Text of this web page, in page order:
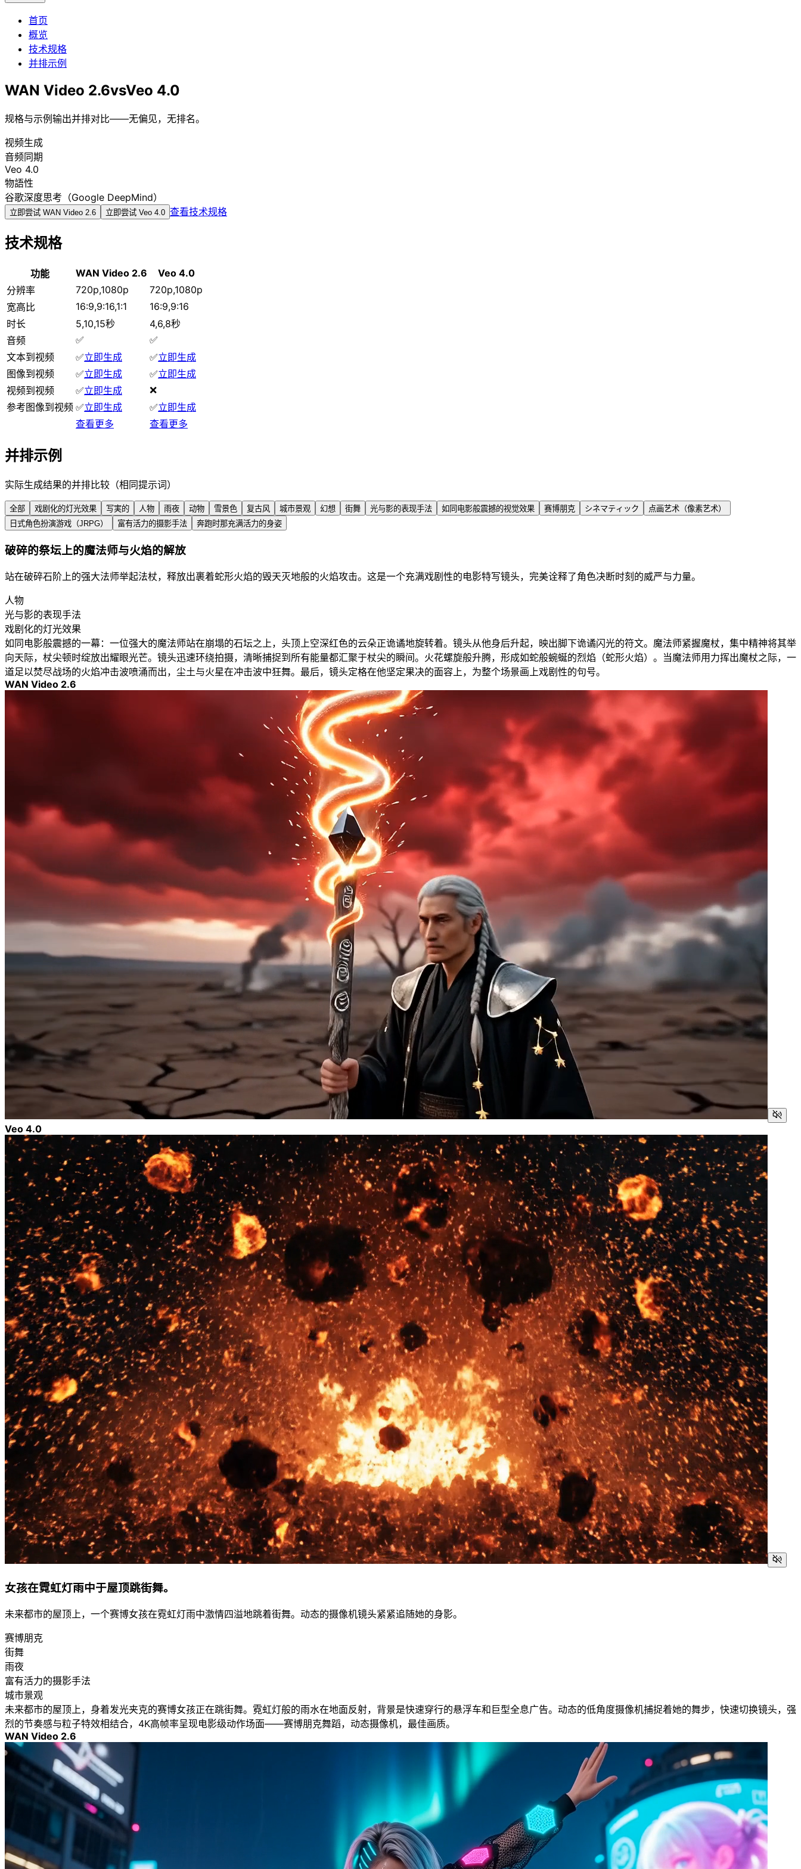
首页
概览
技术规格
并排示例
WAN Video 2.6vsVeo 4.0
规格与示例输出并排对比——无偏见，无排名。
视频生成
音频同期
Veo 4.0
物語性
谷歌深度思考（Google DeepMind）
立即尝试 WAN Video 2.6 立即尝试 Veo 4.0 查看技术规格
技术规格
功能 WAN Video 2.6
Veo 4.0
分辨率
720p,1080p
720p,1080p
宽高比
16:9,9:16,1:1
16:9,9:16
时长
5,10,15秒
4,6,8秒
音频
✅
✅
文本到视频
✅立即生成 ✅立即生成
图像到视频
✅立即生成 ✅立即生成
视频到视频
✅立即生成
❌
参考图像到视频 ✅立即生成 ✅立即生成
查看更多
查看更多
并排示例
实际生成结果的并排比较（相同提示词）
全部 戏剧化的灯光效果 写実的 人物 雨夜 动物 雪景色 复古风 城市景观 幻想 街舞 光与影的表现手法 如同电影般震撼的视觉效果 赛博朋克 シネマティック
点画艺术（像素艺术）
日式角色扮演游戏（JRPG）
富有活力的摄影手法 奔跑时那充满活力的身姿
破碎的祭坛上的魔法师与火焰的解放
站在破碎石阶上的强大法师举起法杖，释放出裹着蛇形火焰的毁天灭地般的火焰攻击。这是一个充满戏剧性的电影特写镜头，完美诠释了角色决断时刻的威严与力量。
人物
光与影的表现手法
戏剧化的灯光效果
如同电影般震撼的一幕：一位强大的魔法师站在崩塌的石坛之上，头顶上空深红色的云朵正诡谲地旋转着。镜头从他身后升起，映出脚下诡谲闪光的符文。魔法师紧握魔杖，集中精神将其举
向天际，杖尖顿时绽放出耀眼光芒。镜头迅速环绕拍摄，清晰捕捉到所有能量都汇聚于杖尖的瞬间。火花螺旋般升腾，形成如蛇般蜿蜒的烈焰（蛇形火焰）。当魔法师用力挥出魔杖之际，一
道足以焚尽战场的火焰冲击波喷涌而出，尘土与火星在冲击波中狂舞。最后，镜头定格在他坚定果决的面容上，为整个场景画上戏剧性的句号。
WAN Video 2.6
Veo 4.0
女孩在霓虹灯雨中于屋顶跳街舞。
未来都市的屋顶上，一个赛博女孩在霓虹灯雨中激情四溢地跳着街舞。动态的摄像机镜头紧紧追随她的身影。
赛博朋克
街舞
雨夜
富有活力的摄影手法
城市景观
未来都市的屋顶上，身着发光夹克的赛博女孩正在跳街舞。霓虹灯般的雨水在地面反射，背景是快速穿行的悬浮车和巨型全息广告。动态的低角度摄像机捕捉着她的舞步，快速切换镜头，强
烈的节奏感与粒子特效相结合，4K高帧率呈现电影级动作场面——赛博朋克舞蹈，动态摄像机，最佳画质。
WAN Video 2.6